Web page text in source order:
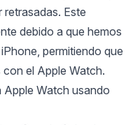
Este
debido a que hemos
permitiendo que
el Apple Watch.
Watch usando